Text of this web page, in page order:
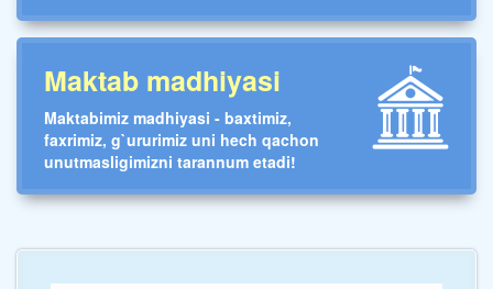
Maktab madhiyasi
Maktabimiz madhiyasi - baxtimiz,
faxrimiz, g`ururimiz uni hech qachon
unutmasligimizni tarannum etadi!